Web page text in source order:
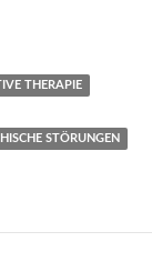
THERAPIE
STÖRUNGEN